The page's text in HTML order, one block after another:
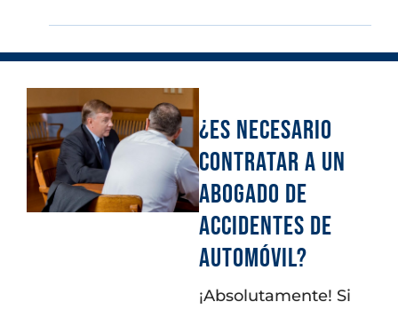
¿ES NECESARIO
CONTRATAR A UN
ABOGADO DE
ACCIDENTES DE
AUTOMÓVIL?
¡Absolutamente! Si